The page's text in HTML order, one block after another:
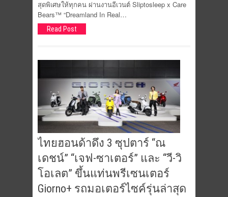
สุดพิเศษให้ทุกคน ผ่านงานอีเวนต์ Sliptosleep x Care
Bears™ “Dreamland In Real…
Read Post
ไทยฮอนด้าดึง 3 ซุปตาร์ “ณ
เดชน์” “เจฟ-ซาเตอร์” และ “วี-วิ
โอเลต” ขึ้นแท่นพรีเซนเตอร์
Giorno+ รถมอเตอร์ไซค์รุ่นล่าสุด